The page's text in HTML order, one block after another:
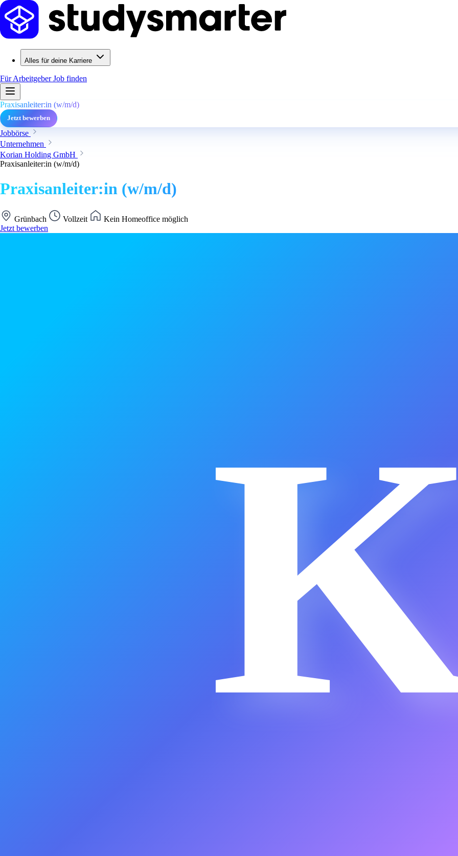
Alles für deine Karriere
Für ArbeitgeberJob finden
Praxisanleiter:in (w/m/d)
Jetzt bewerben
Jobbörse
Unternehmen
Korian Holding GmbH
Praxisanleiter:in (w/m/d)
Praxisanleiter:in (w/m/d)
Grünbach Vollzeit
Kein Homeoffice möglich
Jetzt bewerben